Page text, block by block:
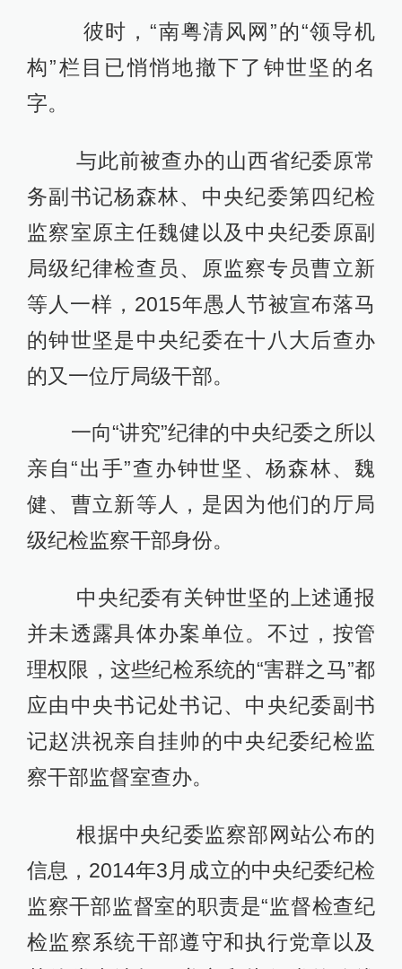
彼时，“南粤清风网”的“领导机
构”栏目已悄悄地撤下了钟世坚的名
字。
与此前被查办的山西省纪委原常
务副书记杨森林、中央纪委第四纪检
监察室原主任魏健以及中央纪委原副
局级纪律检查员、原监察专员曹立新
等人一样，2015年愚人节被宣布落马
的钟世坚是中央纪委在十八大后查办
的又一位厅局级干部。
一向“讲究”纪律的中央纪委之所以
亲自“出手”查办钟世坚、杨森林、魏
健、曹立新等人，是因为他们的厅局
级纪检监察干部身份。
中央纪委有关钟世坚的上述通报
并未透露具体办案单位。不过，按管
理权限，这些纪检系统的“害群之马”都
应由中央书记处书记、中央纪委副书
记赵洪祝亲自挂帅的中央纪委纪检监
察干部监督室查办。
根据中央纪委监察部网站公布的
信息，2014年3月成立的中央纪委纪检
监察干部监督室的职责是“监督检查纪
检监察系统干部遵守和执行党章以及